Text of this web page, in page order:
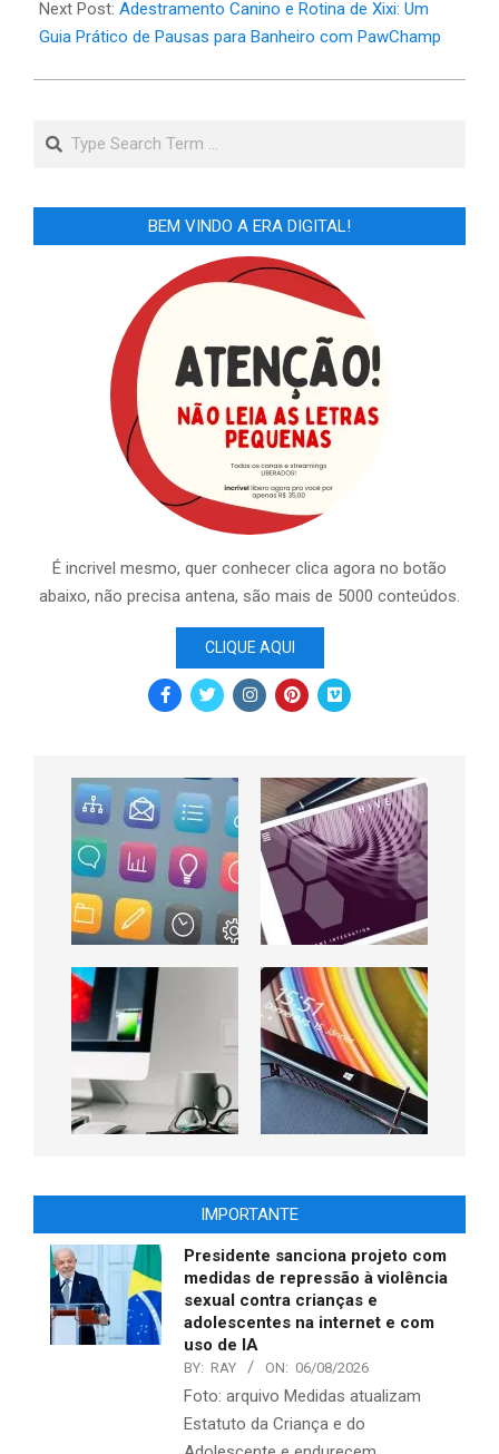
Next Post: Adestramento Canino e Rotina de Xixi: Um
Guia Prático de Pausas para Banheiro com PawChamp
Search
BEM VINDO A ERA DIGITAL!
É incrivel mesmo, quer conhecer clica agora no botão
abaixo, não precisa antena, são mais de 5000 conteúdos.
CLIQUE AQUI
IMPORTANTE
Presidente sanciona projeto com
medidas de repressão à violência
sexual contra crianças e
adolescentes na internet e com
uso de IA
BY: RAY ON: 06/08/2026
Foto: arquivo Medidas atualizam
Estatuto da Criança e do